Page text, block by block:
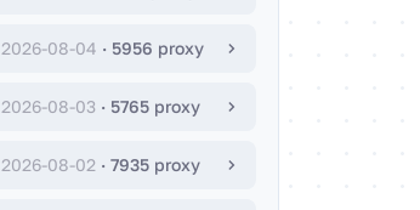
2026-08-04 · 5956 proxy
2026-08-03 · 5765 proxy
2026-08-02 · 7935 proxy